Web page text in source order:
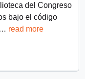
del Congreso
bajo el código
… read more